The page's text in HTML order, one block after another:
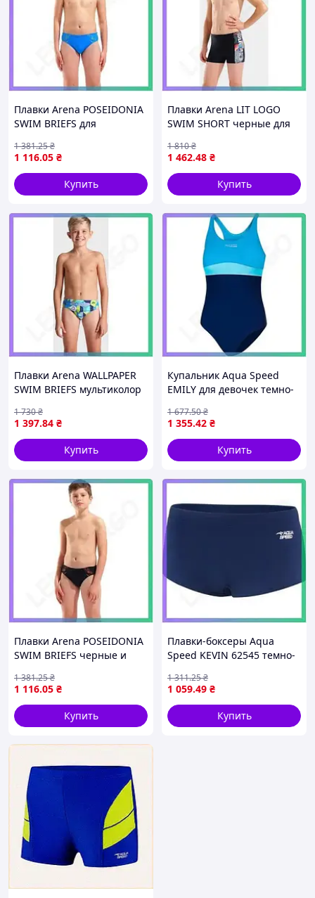
Плавки Arena POSEIDONIA
SWIM BRIEFS для
желтые 164 см купальные
шорты для плавания
SKU_009009-806
1 116.05 ₴
1 381.25₴
Купить
Плавки Arena LIT LOGO
SWIM SHORT черные для
купальные шорты
SKU_010692-550
1 462.48 ₴
1 810₴
Купить
Плавки Arena WALLPAPER
SWIM BRIEFS мультиколор
плавания 128 см
SKU_009096-750
1 397.84 ₴
1 730₴
Купить
Купальник Aqua Speed
EMILY для девочек темно-
спортивный костюм для
плавания 158 см SKU_367-
42
1 355.42 ₴
1 677.50₴
Купить
Плавки Arena POSEIDONIA
SWIM BRIEFS черные и
128 см для плавания
SKU_009009-504
1 116.05 ₴
1 381.25₴
Купить
Плавки-боксеры Aqua
Speed KEVIN 62545 темно-
для плавания и
тренировки SKU_752-04
1 059.49 ₴
1 311.25₴
Купить